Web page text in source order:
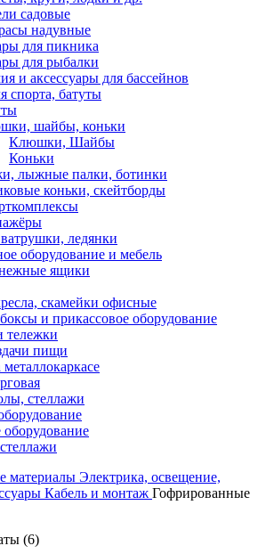
садовые
надувные
для пикника
для рыбалки
и аксессуары для бассейнов
спорта, батуты
шайбы, коньки
Клюшки, Шайбы
Коньки
лыжные палки, ботинки
коньки, скейтборды
ледянки
оборудование и мебель
ящики
скамейки офисные
и прикассовое оборудование
тележки
пищи
стеллажи
оборудование
материалы Электрика, освещение,
Кабель и монтаж Гофрированные
(6)